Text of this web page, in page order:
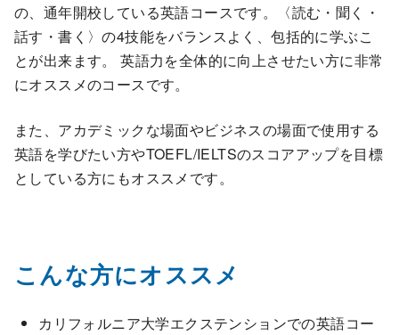
の、通年開校している英語コースです。〈読む・聞く・
話す・書く〉の4技能をバランスよく、包括的に学ぶこ
とが出来ます。 英語力を全体的に向上させたい方に非常
にオススメのコースです。
また、アカデミックな場面やビジネスの場面で使用する
英語を学びたい方やTOEFL/IELTSのスコアアップを目標
としている方にもオススメです。
こんな方にオススメ
カリフォルニア大学エクステンションでの英語コー